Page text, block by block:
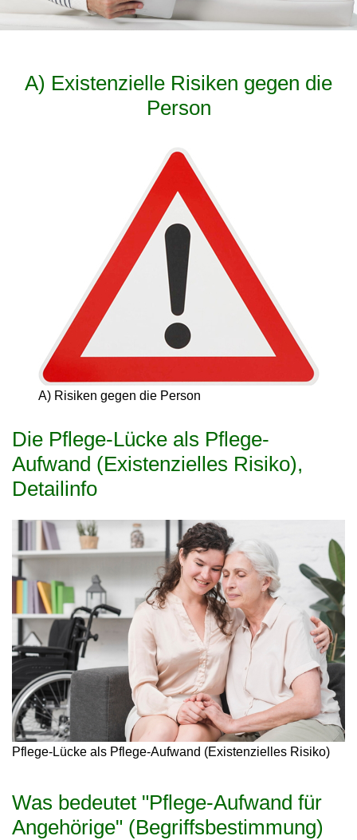
A) Existenzielle Risiken gegen die
Person
A) Risiken gegen die Person
Die Pflege-Lücke als Pflege-
Aufwand (Existenzielles Risiko),
Detailinfo
Pflege-Lücke als Pflege-Aufwand (Existenzielles Risiko)
Was bedeutet "Pflege-Aufwand für
Angehörige" (Begriffsbestimmung)